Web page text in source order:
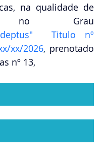
na qualidade de
no Grau
Titulo nº
xx/2026, prenotado
nº 13,